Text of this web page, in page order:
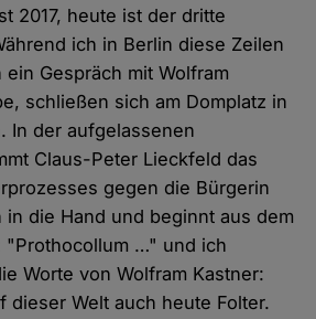
2017, heute ist der dritte
ich in Berlin diese Zeilen
Gespräch mit Wolfram
schließen sich am Domplatz in
In der aufgelassenen
Claus-Peter Lieckfeld das
gegen die Bürgerin
in die Hand und beginnt aus dem
"Prothocollum …" und ich
Worte von Wolfram Kastner:
dieser Welt auch heute Folter.